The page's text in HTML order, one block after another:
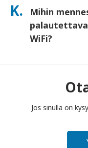
Jos jotain tapahtuu,
sinua pysymään
K.
Mihin
WiFi?
puoleenpäivään
veloitetaan maksu.
Jos sinulla on